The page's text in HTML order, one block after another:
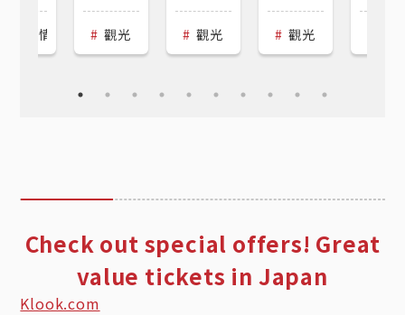
Convenience Store Lawson Haagen-Dazs
最新情報 禮儀文化
觀光 美食 日本好物
觀光 近畿日本鐵道
觀光
Check out special offers! Great
value tickets in Japan
Klook.com